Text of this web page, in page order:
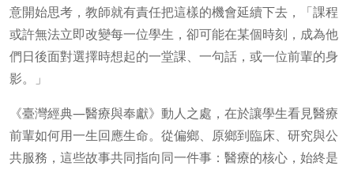
意開始思考，教師就有責任把這樣的機會延續下去，「課程
或許無法立即改變每一位學生，卻可能在某個時刻，成為他
們日後面對選擇時想起的一堂課、一句話，或一位前輩的身
影。」
《臺灣經典—醫療與奉獻》動人之處，在於讓學生看見醫療
前輩如何用一生回應生命。從偏鄉、原鄉到臨床、研究與公
共服務，這些故事共同指向同一件事：醫療的核心，始終是